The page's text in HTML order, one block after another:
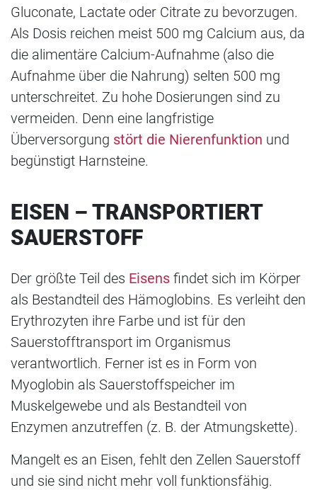
Gluconate, Lactate oder Citrate zu bevorzugen.
Als Dosis reichen meist 500 mg Calcium aus, da
die alimentäre Calcium-Aufnahme (also die
Aufnahme über die Nahrung) selten 500 mg
unterschreitet. Zu hohe Dosierungen sind zu
vermeiden. Denn eine langfristige
Überversorgung stört die Nierenfunktion und
begünstigt Harnsteine.
EISEN – TRANSPORTIERT
SAUERSTOFF
Der größte Teil des Eisens findet sich im Körper
als Bestandteil des Hämoglobins. Es verleiht den
Erythrozyten ihre Farbe und ist für den
Sauerstofftransport im Organismus
verantwortlich. Ferner ist es in Form von
Myoglobin als Sauerstoffspeicher im
Muskelgewebe und als Bestandteil von
Enzymen anzutreffen (z. B. der Atmungskette).
Mangelt es an Eisen, fehlt den Zellen Sauerstoff
und sie sind nicht mehr voll funktionsfähig.